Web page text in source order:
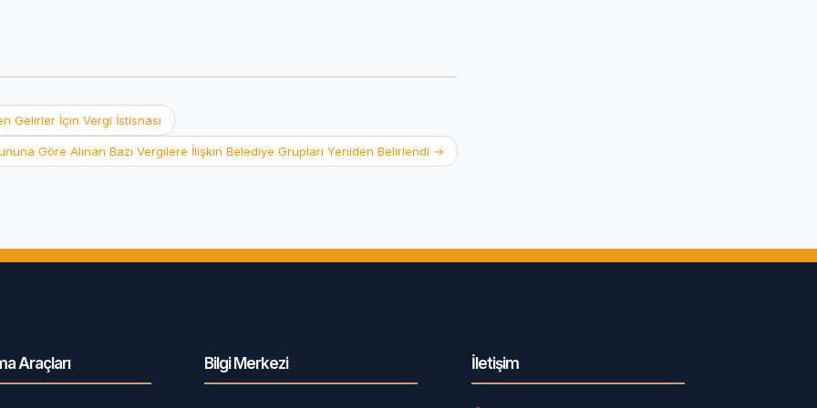
Gelirler İçin Vergi İstisnası
Göre Alınan Bazı Vergilere İlişkin Belediye Grupları Yeniden Belirlendi →
Araçları Bilgi Merkezi İletişim